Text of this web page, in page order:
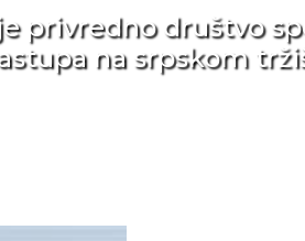
privredno društvo
na srpskom